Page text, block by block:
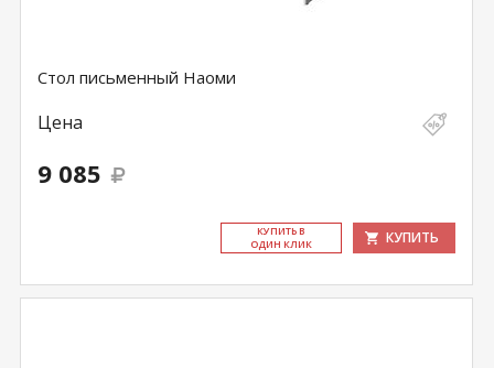
Стол письменный Наоми
Цена
9 085
КУ­ПИТЬ В
ОДИН КЛИК
КУПИТЬ